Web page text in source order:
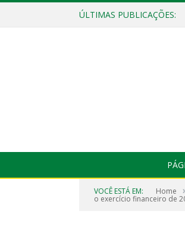
ÚLTIMAS PUBLICAÇÕES:
VOCÊ ESTÁ EM: Home
o exercício financeiro de